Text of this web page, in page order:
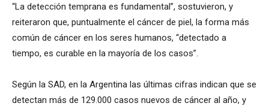
“La detección temprana es fundamental”, sostuvieron, y
reiteraron que, puntualmente el cáncer de piel, la forma más
común de cáncer en los seres humanos, “detectado a
tiempo, es curable en la mayoría de los casos”.
Según la SAD, en la Argentina las últimas cifras indican que se
detectan más de 129.000 casos nuevos de cáncer al año, y